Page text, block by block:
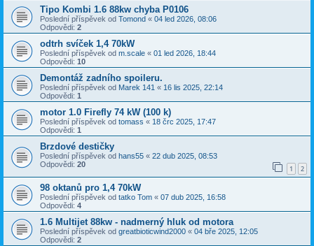
Tipo Kombi 1.6 88kw chyba P0106
Poslední příspěvek od Tomond « 04 led 2026, 08:06
Odpovědi: 2
odtrh svíček 1,4 70kW
Poslední příspěvek od m.scale « 01 led 2026, 18:44
Odpovědi: 10
Demontáž zadního spoileru.
Poslední příspěvek od Marek 141 « 16 lis 2025, 22:14
Odpovědi: 1
motor 1.0 Firefly 74 kW (100 k)
Poslední příspěvek od tomass « 18 črc 2025, 17:47
Odpovědi: 1
Brzdové destičky
Poslední příspěvek od hans55 « 22 dub 2025, 08:53
Odpovědi: 20 1 2
98 oktanů pro 1,4 70kW
Poslední příspěvek od tatko Tom « 07 dub 2025, 16:58
Odpovědi: 4
1.6 Multijet 88kw - nadmerný hluk od motora
Poslední příspěvek od greatbioticwind2000 « 04 bře 2025, 12:05
Odpovědi: 2